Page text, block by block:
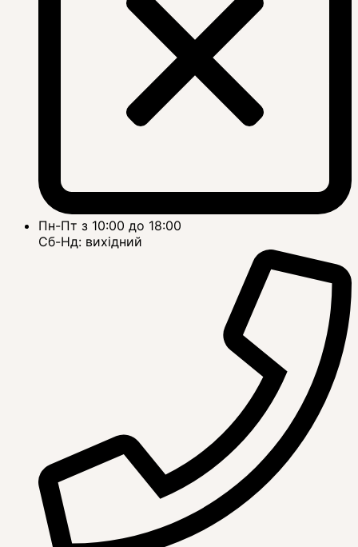
Пн-Пт з 10:00 до 18:00
Сб-Нд: вихідний